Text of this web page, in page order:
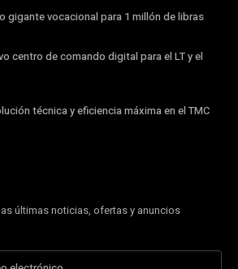
gigante vocacional para 1 millón de libras
centro de comando digital para el LT y el
técnica y eficiencia máxima en el TMC
últimas noticias, ofertas y anuncios